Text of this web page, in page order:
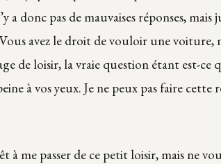
donc pas de mauvaises réponses, mais
avez le droit de vouloir une voiture,
de loisir, la vraie question étant est-ce
à vos yeux. Je ne peux pas faire cette
à me passer de ce petit loisir, mais ne